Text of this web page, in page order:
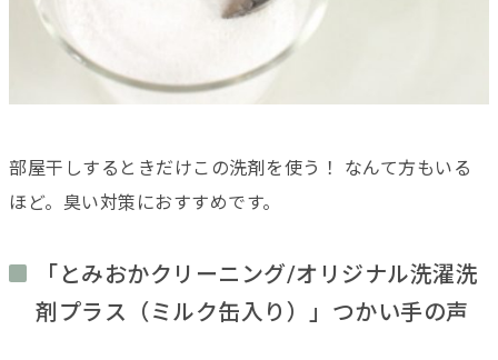
部屋干しするときだけこの洗剤を使う！ なんて方もいる
ほど。臭い対策におすすめです。
「とみおかクリーニング/オリジナル洗濯洗
剤プラス（ミルク缶入り）」つかい手の声